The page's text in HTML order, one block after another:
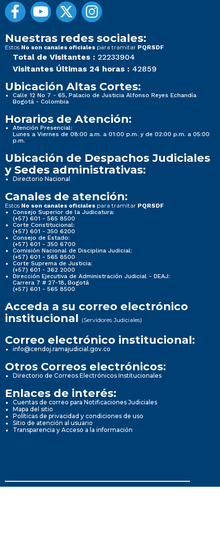
Nuestras redes sociales:
Estos No son canales oficiales para tramitar PQRSDF
Total de Visitantes : 22233904
Visitantes Últimas 24 horas : 42859
Ubicación Altas Cortes:
Calle 12 No 7 - 65, Palacio de Justicia Alfonso Reyes Echandía
Bogotá - Colombia
Horarios de Atención:
Atención Presencial:
Lunes a Viernes de 08:00 a.m. a 01:00 p.m. y de 02:00 p.m. a 05:00
p.m.
Ubicación de Despachos Judiciales
y Sedes administrativas:
Directorio Nacional
Canales de atención:
Estos No son canales oficiales para tramitar PQRSDF
Consejo Superior de la Judicatura:
(+57) 601 - 565 8500
Corte Constitucional:
(+57) 601 - 350 6200
Consejo de Estado:
(+57) 601 - 350 6700
Comisión Nacional de Disciplina Judicial:
(+57) 601 - 565 8500
Corte Suprema de Justicia:
(+57) 601 - 362 2000
Dirección Ejecutiva de Administración Judicial - DEAJ:
Carrera 7 # 27-18, Bogotá
(+57) 601 - 565 8500
Acceda a su correo electrónico
institucional (Servidores Judiciales)
Correo electrónico institucional:
info@cendoj.ramajudicial.gov.co
Otros Correos electrónicos:
Directorio de Correos Electrónicos Institucionales
Enlaces de interés:
Cuentas de correo para Notificaciones Judiciales
Mapa del sitio
Políticas de privacidad y condiciones de uso
Sitio de atención al usuario
Transparencia y Acceso a la información